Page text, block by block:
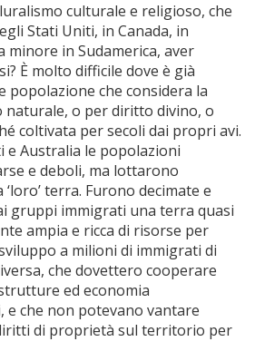
culturale e religioso, che
Stati Uniti, in Canada, in
minore in Sudamerica, aver
È molto difficile dove è già
popolazione che considera la
naturale, o per diritto divino, o
coltivata per secoli dai propri avi.
e Australia le popolazioni
e deboli, ma lottarono
terra. Furono decimate e
gruppi immigrati una terra quasi
ampia e ricca di risorse per
a milioni di immigrati di
che dovettero cooperare
ed economia
e che non potevano vantare
di proprietà sul territorio per